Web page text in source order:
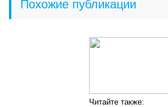
Похожие публикации
Читайте также: